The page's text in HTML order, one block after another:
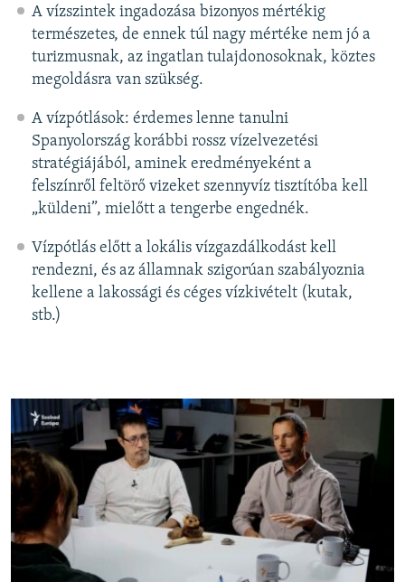
A vízszintek ingadozása bizonyos mértékig
természetes, de ennek túl nagy mértéke nem jó a
turizmusnak, az ingatlan tulajdonosoknak, köztes
megoldásra van szükség.
A vízpótlások: érdemes lenne tanulni
Spanyolország korábbi rossz vízelvezetési
stratégiájából, aminek eredményeként a
felszínről feltörő vizeket szennyvíz tisztítóba kell
„küldeni”, mielőtt a tengerbe engednék.
Vízpótlás előtt a lokális vízgazdálkodást kell
rendezni, és az államnak szigorúan szabályoznia
kellene a lakossági és céges vízkivételt (kutak,
stb.)